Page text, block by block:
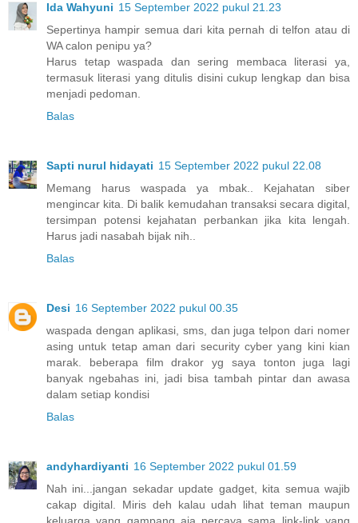
Ida Wahyuni 15 September 2022 pukul 21.23
Sepertinya hampir semua dari kita pernah di telfon atau di
WA calon penipu ya?
Harus tetap waspada dan sering membaca literasi ya,
termasuk literasi yang ditulis disini cukup lengkap dan bisa
menjadi pedoman.
Balas
Sapti nurul hidayati 15 September 2022 pukul 22.08
Memang harus waspada ya mbak.. Kejahatan siber
mengincar kita. Di balik kemudahan transaksi secara digital,
tersimpan potensi kejahatan perbankan jika kita lengah.
Harus jadi nasabah bijak nih..
Balas
Desi 16 September 2022 pukul 00.35
waspada dengan aplikasi, sms, dan juga telpon dari nomer
asing untuk tetap aman dari security cyber yang kini kian
marak. beberapa film drakor yg saya tonton juga lagi
banyak ngebahas ini, jadi bisa tambah pintar dan awasa
dalam setiap kondisi
Balas
andyhardiyanti 16 September 2022 pukul 01.59
Nah ini...jangan sekadar update gadget, kita semua wajib
cakap digital. Miris deh kalau udah lihat teman maupun